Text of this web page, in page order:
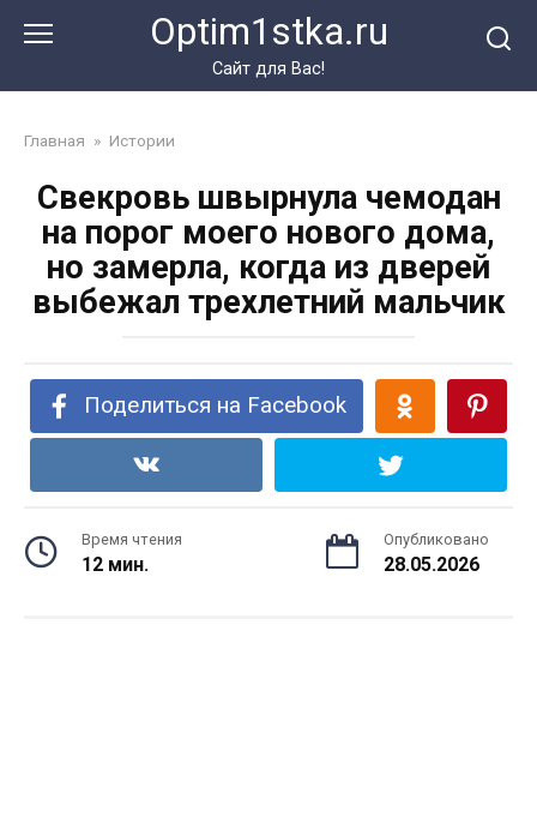
Optim1stka.ru
Сайт для Вас!
Главная » Истории
Свекровь швырнула чемодан
на порог моего нового дома,
но замерла, когда из дверей
выбежал трехлетний мальчик
Поделиться на Facebook
Время чтения
12 мин.
Опубликовано
28.05.2026